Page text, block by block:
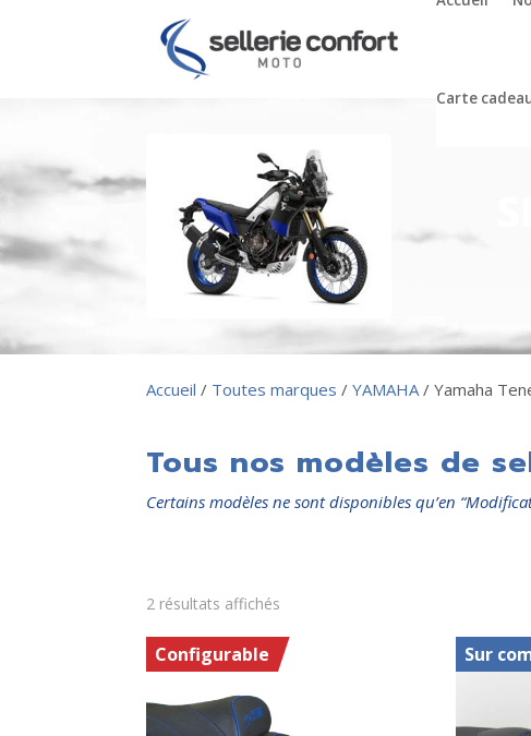
Carte
Accueil / Toutes marques /YAMAHA/ Yamaha
Tous nos modèles de
Certains modèles ne sont disponibles qu’en
2 résultats affichés
Configurable Sur